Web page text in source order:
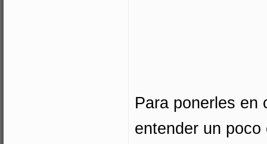
Para ponerles en
entender un